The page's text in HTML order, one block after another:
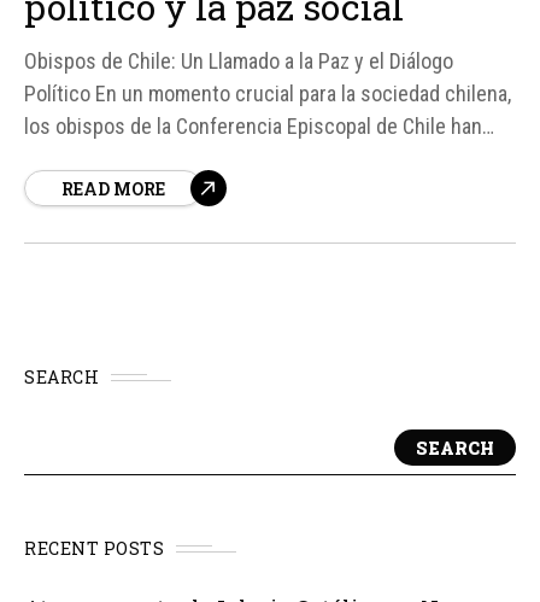
Obispos de Chile: Un Llamado a la Paz y el Diálogo
Político En un momento crucial para la sociedad chilena,
los obispos de la Conferencia Episcopal de Chile han
ciudadanía en general para recuperar la paz social y el
READ MORE
SEARCH
SEARCH
RECENT POSTS